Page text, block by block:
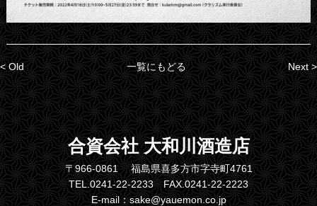
< Old 一覧にもどる Next >
合資会社 大和川酒造店
〒966-0861 福島県喜多方市字寺町4761
TEL.0241-22-2233 FAX.0241-22-2223
E-mail：sake@yauemon.co.jp